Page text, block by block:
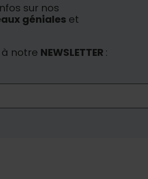
sur nos
géniales et
notre NEWSLETTER :